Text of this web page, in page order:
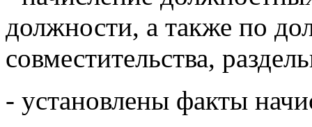
должности, а также по
совместительства,
- установлены факты